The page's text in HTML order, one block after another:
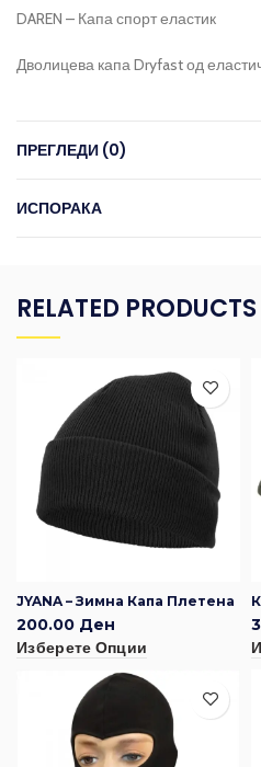
DAREN – Капа спорт еластик
Дволицева капа Dryfast од
ПРЕГЛЕДИ (0)
ИСПОРАКА
RELATED PRODUCTS
JYANA – Зимна Капа Плетена
200.00 Ден
Изберете Опции